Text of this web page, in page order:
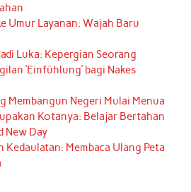
Umur Layanan: Wajah Baru
Luka: Kepergian Seorang
‘Einfühlung’ bagi Nakes
Membangun Negeri Mulai Menua
Kotanya: Belajar Bertahan
New Day
Kedaulatan: Membaca Ulang Peta